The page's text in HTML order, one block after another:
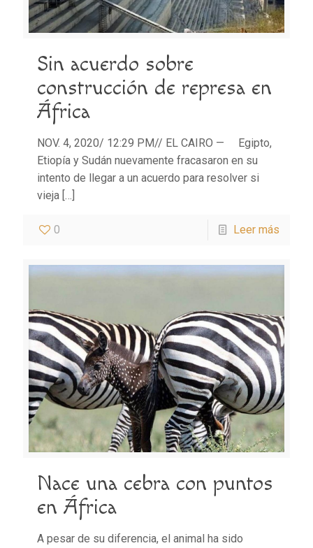
Sin acuerdo sobre
construcción de represa en
África
NOV. 4, 2020/ 12:29 PM// EL CAIRO — Egipto,
Etiopía y Sudán nuevamente fracasaron en su
intento de llegar a un acuerdo para resolver si
vieja […]
0 Leer más
Nace una cebra con puntos
en África
A pesar de su diferencia, el animal ha sido